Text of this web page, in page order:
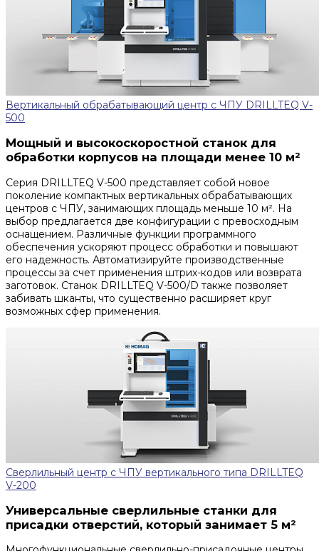
Вертикальный обрабатывающий центр с ЧПУ DRILLTEQ V-
500
Мощный и высокоскоростной станок для
обработки корпусов на площади менее 10 м²
Серия DRILLTEQ V-500 представляет собой новое
поколение компактных вертикальных обрабатывающих
центров с ЧПУ, занимающих площадь меньше 10 м². На
выбор предлагается две конфигурации с превосходным
оснащением. Различные функции программного
обеспечения ускоряют процесс обработки и повышают
его надежность. Автоматизируйте производственные
процессы за счет применения штрих-кодов или возврата
заготовок. Станок DRILLTEQ V-500/D также позволяет
забивать шканты, что существенно расширяет круг
возможных сфер применения.
Сверлильный центр с ЧПУ вертикального типа DRILLTEQ
V-200
Универсальные сверлильные станки для
присадки отверстий, который занимает 5 м²